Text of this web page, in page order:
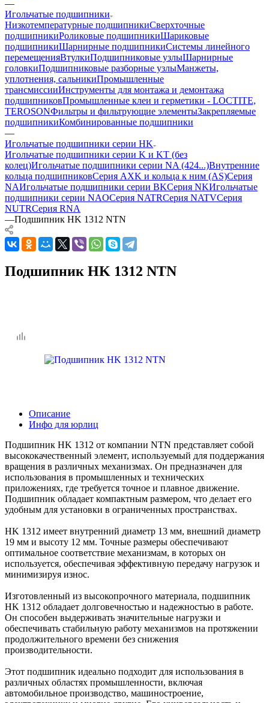
—
Игольчатые подшипники
Низкотемпературные подшипникиСверхточные
подшипникиРоликовые подшипникиШариковые
подшипникиШарнирные подшипникиСистемы линейного
перемещенияВтулкиПодшипниковые узлыШарнирные
головкиПодшипниковые разборные узлыМанжеты,
уплотнения, сальникиПромышленные
трансмиссииИнструменты для монтажа и демонтажа
подшипниковПромышленные клеи и герметики - LOCTITE,
TEROSONФильтры и фильтрующие элементыЗакрепляемые
подшипникиКомбинированные подшипники
—
Игольчатые подшипники серии HK
Игольчатые подшипники серии K и KT (без
колец)Игольчатые подшипники серии NA (424...)Внутренние
кольца подшипниковСерия AXK и кольца к ним (AS)Серия
NAИгольчатые подшипники серии BKСерия NKИгольчатые
подшипники серии NAOСерия NATRСерия NATVСерия
NUTRСерия RNA
—Подшипник HK 1312 NTN
Подшипник HK 1312 NTN
Описание
Инфо для юрлиц
Подшипник HK 1312 от компании NTN представляет собой
высококачественный элемент, используемый для поддержания
вращения в различных механизмах. Он предназначен для
использования в промышленных и технических
приложениях, где требуется точное и плавное движение.
Подшипник обладает компактным размером, что делает его
удобным для установки в ограниченных пространствах.
HK 1312 имеет внутренний диаметр 13 мм, внешний диаметр
19 мм и высоту 12 мм. Точные размеры обеспечивают
оптимальное соответствие механизмам, в которых он
используется, обеспечивая эффективную передачу нагрузок и
минимизируя износ.
Изготовленный из высокопрочного материала, подшипник
HK 1312 обладает долговечностью и надежностью в работе.
Он способен выдерживать значительные нагрузки и
обеспечивать стабильную работу механизмов на протяжении
продолжительного времени без снижения
производительности.
Этот подшипник идеально подходит для использования в
различных областях промышленности, включая
автомобильное производство, машиностроение,